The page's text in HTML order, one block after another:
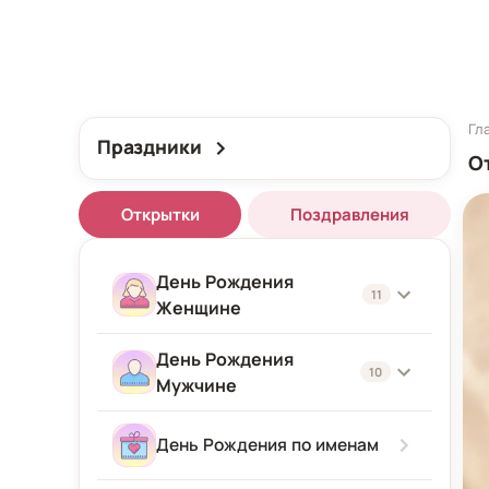
Праздники
Открытки Поздравления
День Рождения
Женщине
11
Женщине
Подруге
Девушке
День Рождения
Мужчине
10
Мужчине
День Рождения по именам